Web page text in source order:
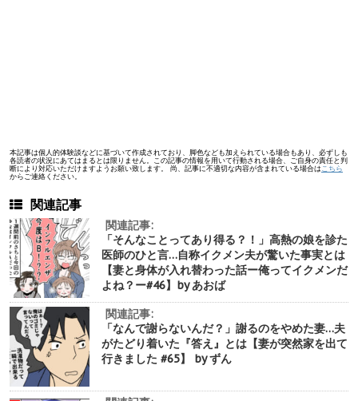
本記事は個人的体験談などに基づいて作成されており、脚色なども加えられている場合もあり、必ずしも
各読者の状況にあてはまるとは限りません。この記事の情報を用いて行動される場合、ご自身の責任と判
断により対応いただけますようお願い致します。 尚、記事に不適切な内容が含まれている場合はこちら
からご連絡ください。
関連記事
関連記事:
「そんなことってあり得る？！」高熱の娘を診た
医師のひと言…自称イクメン夫が驚いた事実とは
【妻と身体が入れ替わった話ー俺ってイクメンだ
よね？ー#46】by あおば
関連記事:
「なんで謝らないんだ？」謝るのをやめた妻…夫
がたどり着いた『答え』とは【妻が突然家を出て
行きました #65】 by ずん